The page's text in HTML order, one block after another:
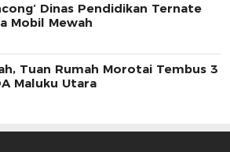
Dinas Pendidikan Ternate
Mobil Mewah
Tuan Rumah Morotai Tembus 3
Maluku Utara